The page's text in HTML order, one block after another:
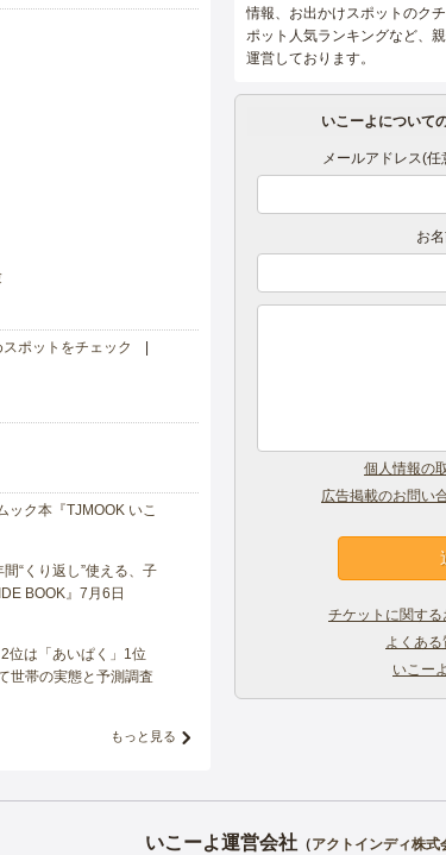
ポットをチェック
ック本『TJMOOK いこ
“くり返し”使える、子
BOOK』7月6日
位は「あいぱく」1位
世帯の実態と予測調査
もっと見る
情報、お出かけスポットのク
ポット人気ランキングなど、
運営しております。
いこーよについて
メールアドレス(
お
個人情報の
広告掲載のお問い
チケットに関す
よくある
いこー
いこーよ運営会社（アクトインディ株式